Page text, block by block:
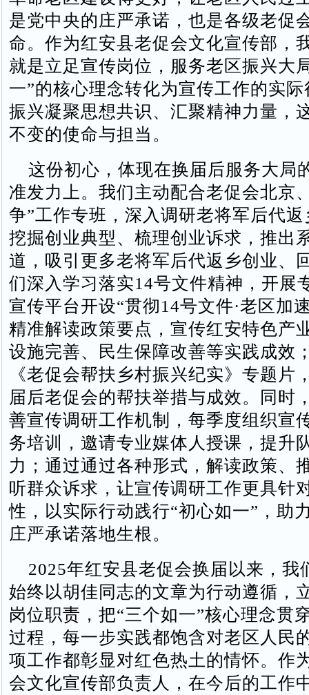
是党中央的庄严承诺，也是各级老促
命。作为红安县老促会文化宣传部，
就是立足宣传岗位，服务老区振兴大
一”的核心理念转化为宣传工作的实
振兴凝聚思想共识、汇聚精神力量，
不变的使命与担当。
这份初心，体现在换届后服务大局
准发力上。我们主动配合老促会北京
争”工作专班，深入调研老将军后代
挖掘创业典型、梳理创业诉求，推出
道，吸引更多老将军后代返乡创业、
们深入学习落实14号文件精神，开展
宣传平台开设“贯彻14号文件·老区加
精准解读政策要点，宣传红安特色产
设施完善、民生保障改善等实践成效
《老促会帮扶乡村振兴纪实》专题片
届后老促会的帮扶举措与成效。同时
善宣传调研工作机制，每季度组织宣
务培训，邀请专业媒体人授课，提升
力；通过通过各种形式，解读政策、
听群众诉求，让宣传调研工作更具针
性，以实际行动践行“初心如一”，助
庄严承诺落地生根。
2025年红安县老促会换届以来，我
始终以胡佳同志的文章为行动遵循，
岗位职责，把“三个如一”核心理念贯
过程，每一步实践都饱含对老区人民
项工作都彰显对红色热土的情怀。作
会文化宣传部负责人，在今后的工作